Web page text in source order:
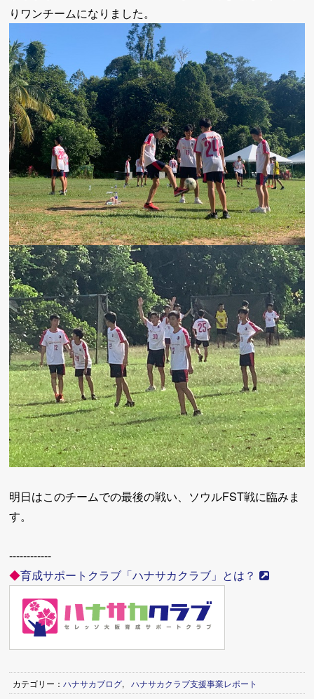
りワンチームになりました。
明日はこのチームでの最後の戦い、ソウルFST戦に臨みま
す。
------------
◆育成サポートクラブ「ハナサカクラブ」とは？
カテゴリー：ハナサカブログ,
ハナサカクラブ支援事業レポート